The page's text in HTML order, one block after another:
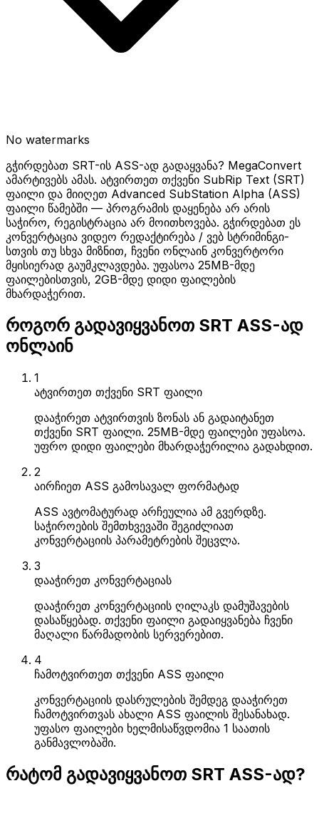
No watermarks
გჭირდებათ SRT-ის ASS-ად გადაყვანა? MegaConvert
ამარტივებს ამას. ატვირთეთ თქვენი SubRip Text (SRT)
ფაილი და მიიღეთ Advanced SubStation Alpha (ASS)
ფაილი წამებში — პროგრამის დაყენება არ არის
საჭირო, რეგისტრაცია არ მოითხოვება. გჭირდებათ ეს
კონვერტაცია ვიდეო რედაქტირება / ვებ სტრიმინგი-
სთვის თუ სხვა მიზნით, ჩვენი ონლაინ კონვერტორი
მყისიერად გაუმკლავდება. უფასოა 25MB-მდე
ფაილებისთვის, 2GB-მდე დიდი ფაილების
მხარდაჭერით.
როგორ გადავიყვანოთ SRT ASS-ად
ონლაინ
1
ატვირთეთ თქვენი SRT ფაილი
დააჭირეთ ატვირთვის ზონას ან გადაიტანეთ
თქვენი SRT ფაილი. 25MB-მდე ფაილები უფასოა.
უფრო დიდი ფაილები მხარდაჭერილია გადახდით.
2
აირჩიეთ ASS გამოსავალ ფორმატად
ASS ავტომატურად არჩეულია ამ გვერდზე.
საჭიროების შემთხვევაში შეგიძლიათ
კონვერტაციის პარამეტრების შეცვლა.
3
დააჭირეთ კონვერტაციას
დააჭირეთ კონვერტაციის ღილაკს დამუშავების
დასაწყებად. თქვენი ფაილი გადაიყვანება ჩვენი
მაღალი წარმადობის სერვერებით.
4
ჩამოტვირთეთ თქვენი ASS ფაილი
კონვერტაციის დასრულების შემდეგ დააჭირეთ
ჩამოტვირთვას ახალი ASS ფაილის შესანახად.
უფასო ფაილები ხელმისაწვდომია 1 საათის
განმავლობაში.
რატომ გადავიყვანოთ SRT ASS-ად?